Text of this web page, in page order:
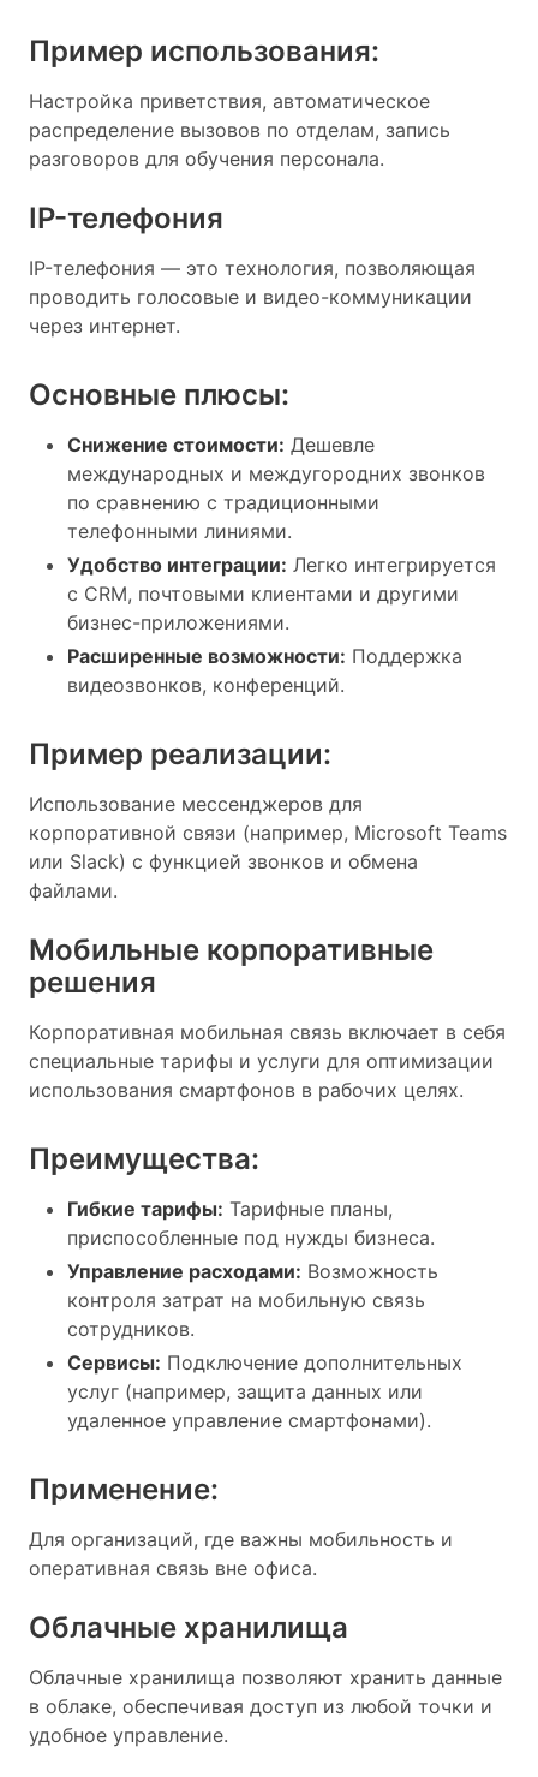
Пример использования:
Настройка приветствия, автоматическое
распределение вызовов по отделам, запись
разговоров для обучения персонала.
IP-телефония
IP-телефония — это технология, позволяющая
проводить голосовые и видео-коммуникации
через интернет.
Основные плюсы:
Снижение стоимости: Дешевле
международных и междугородних звонков
по сравнению с традиционными
телефонными линиями.
Удобство интеграции: Легко интегрируется
с CRM, почтовыми клиентами и другими
бизнес-приложениями.
Расширенные возможности: Поддержка
видеозвонков, конференций.
Пример реализации:
Использование мессенджеров для
корпоративной связи (например, Microsoft Teams
или Slack) с функцией звонков и обмена
файлами.
Мобильные корпоративные
решения
Корпоративная мобильная связь включает в себя
специальные тарифы и услуги для оптимизации
использования смартфонов в рабочих целях.
Преимущества:
Гибкие тарифы: Тарифные планы,
приспособленные под нужды бизнеса.
Управление расходами: Возможность
контроля затрат на мобильную связь
сотрудников.
Сервисы: Подключение дополнительных
услуг (например, защита данных или
удаленное управление смартфонами).
Применение:
Для организаций, где важны мобильность и
оперативная связь вне офиса.
Облачные хранилища
Облачные хранилища позволяют хранить данные
в облаке, обеспечивая доступ из любой точки и
удобное управление.